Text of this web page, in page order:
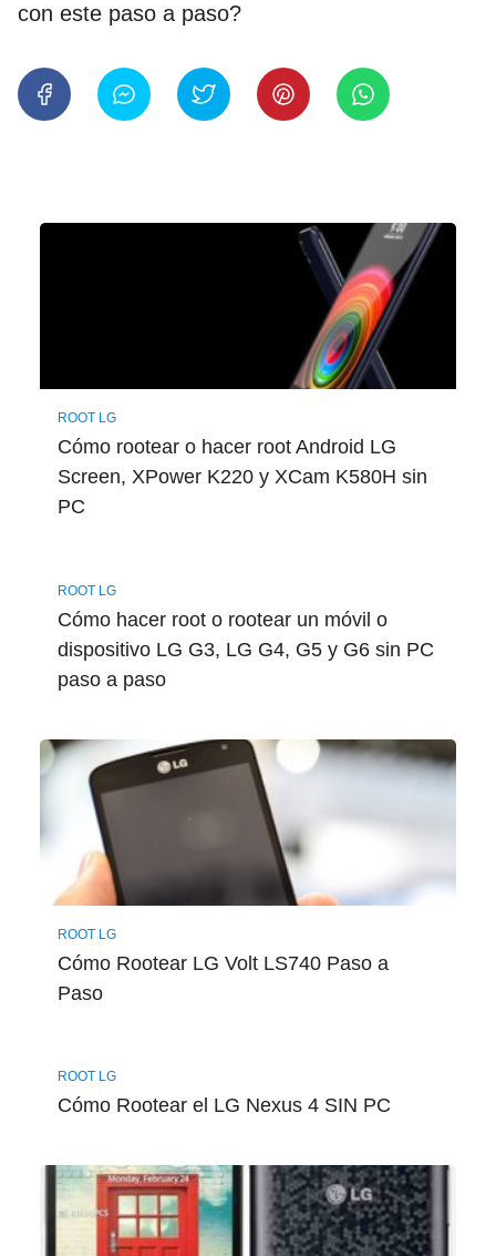
con este paso a paso?
ROOT LG
Cómo rootear o hacer root Android LG
Screen, XPower K220 y XCam K580H sin
PC
ROOT LG
Cómo hacer root o rootear un móvil o
dispositivo LG G3, LG G4, G5 y G6 sin PC
paso a paso
ROOT LG
Cómo Rootear LG Volt LS740 Paso a
Paso
ROOT LG
Cómo Rootear el LG Nexus 4 SIN PC